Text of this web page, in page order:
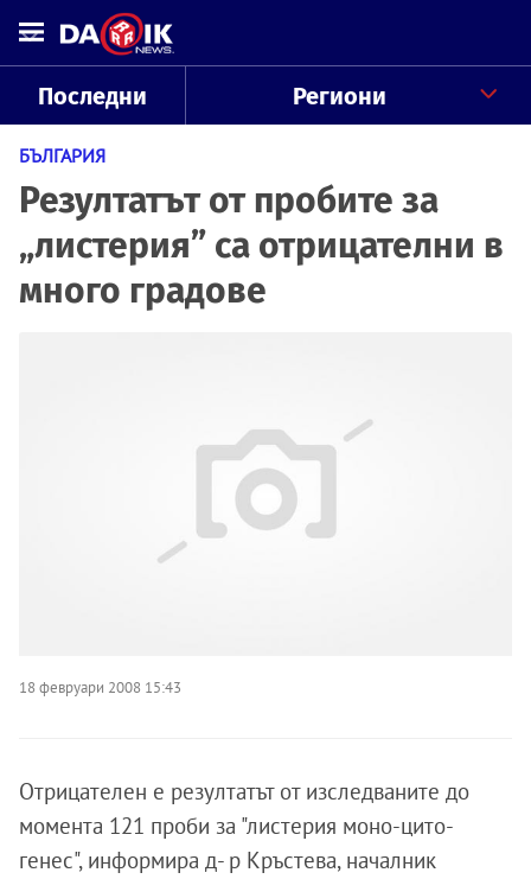
Последни Региони
БЪЛГАРИЯ
Резултатът от пробите за
„листерия” са отрицателни в
много градове
18 февруари 2008 15:43
Отрицателен е резултатът от изследваните до
момента 121 проби за "листерия моно-цито-
генес", информира д- р Кръстева, началник